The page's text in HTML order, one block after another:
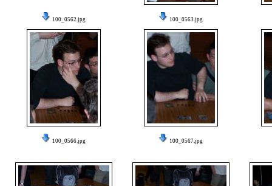
100_0562.jpg 100_0563.jpg
100_0566.jpg 100_0567.jpg